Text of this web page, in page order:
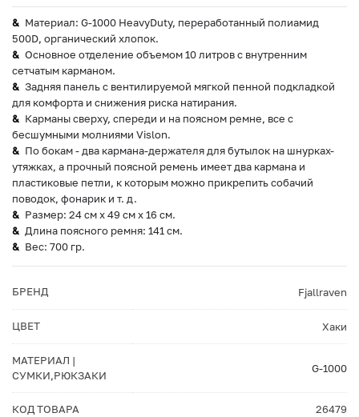
Материал: G-1000 HeavyDuty, переработанный полиамид
500D, органический хлопок.
Основное отделение объемом 10 литров с внутренним
сетчатым карманом.
Задняя панель с вентилируемой мягкой пенной подкладкой
для комфорта и снижения риска натирания.
Карманы сверху, спереди и на поясном ремне, все с
бесшумными молниями Vislon.
По бокам - два кармана-держателя для бутылок на шнурках-
утяжках, а прочный поясной ремень имеет два кармана и
пластиковые петли, к которым можно прикрепить собачий
поводок, фонарик и т. д.
Размер: 24 см x 49 см x 16 см.
Длина поясного ремня: 141 см.
Вес: 700 гр.
БРЕНД Fjallraven
ЦВЕТ Хаки
МАТЕРИАЛ |
СУМКИ,РЮКЗАКИ
G-1000
КОД ТОВАРА 26479